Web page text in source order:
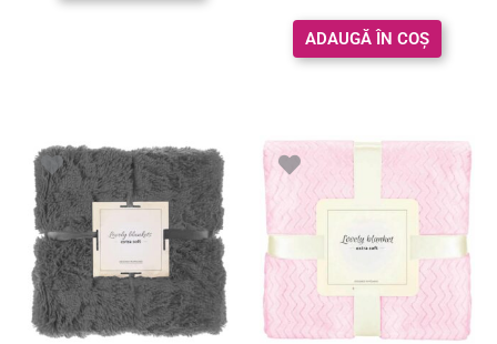
ADAUGĂ ÎN COȘ
Prețul
inițial
fost:
Prețul
60.00 lei.